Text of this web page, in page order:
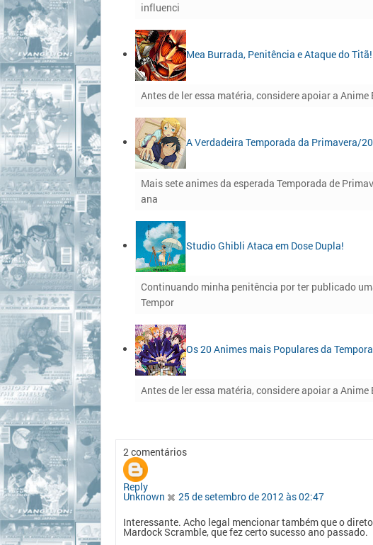
influenci
Mea Burrada, Penitência e Ataque do Titã!
Antes de ler essa matéria, considere apoiar a
A Verdadeira Temporada da Primavera/
Mais sete animes da esperada Temporada de
ana
Studio Ghibli Ataca em Dose Dupla!
Continuando minha penitência por ter publicado
Tempor
Os 20 Animes mais Populares da
Antes de ler essa matéria, considere apoiar a
2 comentários
Reply
Unknown
25 de setembro de 2012 às 02:47
Interessante. Acho legal mencionar também que o
Mardock Scramble, que fez certo sucesso ano passado.